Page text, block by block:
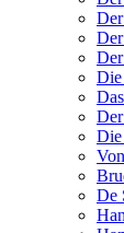
Die
De